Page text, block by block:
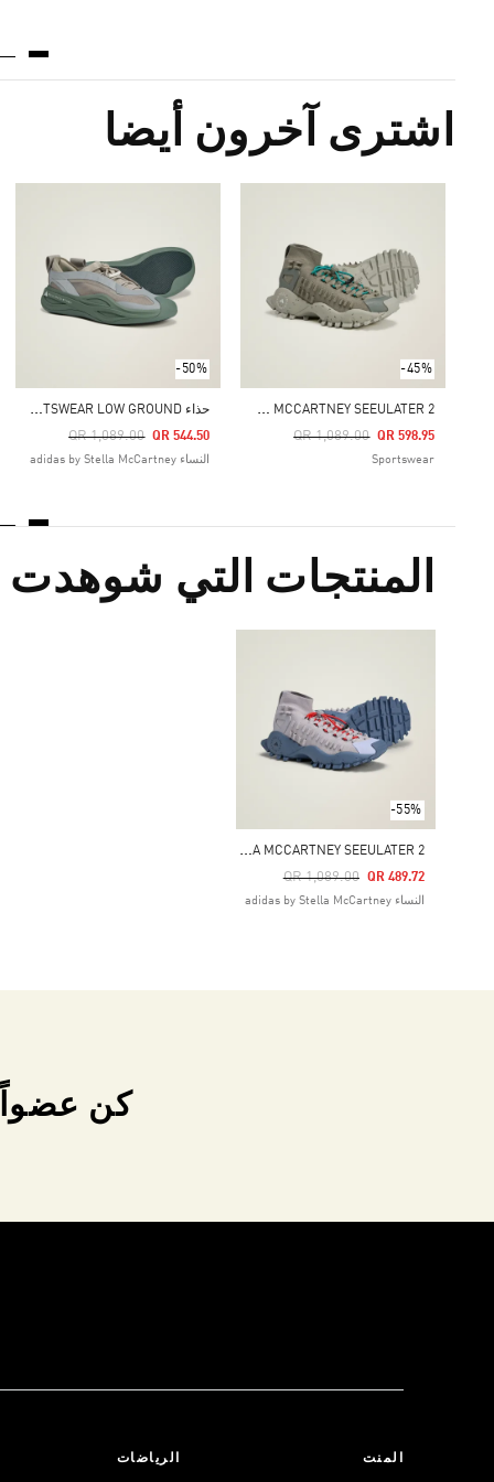
اشترى آخرون أيضا
-45%
A
DIDAS BY STELLA MCCARTNEY SEEULATER 2
Price Reduced From
QR 1,089.00
To QR 598.95
Sportswear
-50%
ح
ذاء ADIDAS BY STELLA MCCARTNEY SPORTSWEAR LOW GROUND
Price Reduced From
QR 1,089.00
To QR 544.50
النساء adidas by Stella McCartney
المنتجات التي شوهدت
-55%
A
DIDAS BY STELLA MCCARTNEY SEEULATER 2
Price Reduced From
QR 1,089.00
To QR 489.72
النساء adidas by Stella McCartney
كن عضواً
المنت الرياضات